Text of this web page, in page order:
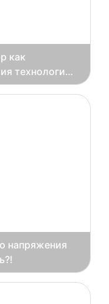
как
технологий
напряжения